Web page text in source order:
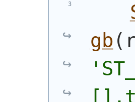
gb (